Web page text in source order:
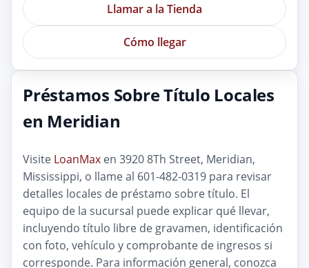
Llamar a la Tienda
Cómo llegar
Préstamos Sobre Título Locales
en Meridian
Visite LoanMax en 3920 8Th Street, Meridian,
Mississippi, o llame al 601-482-0319 para revisar
detalles locales de préstamo sobre título. El
equipo de la sucursal puede explicar qué llevar,
incluyendo título libre de gravamen, identificación
con foto, vehículo y comprobante de ingresos si
corresponde. Para información general, conozca